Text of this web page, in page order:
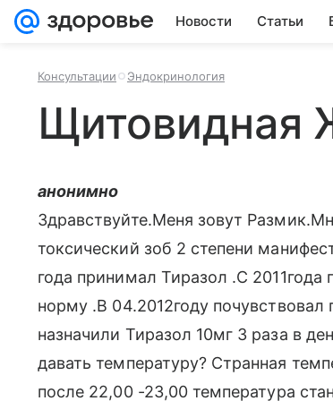
Новости Статьи
Консультации Эндокринология
Щитовидная
анонимно
Здравствуйте.Меня зовут
токсический зоб 2 степени
года принимал Тиразол .С 2011года
норму .В 04.2012году
назначили Тиразол 10мг 3 раза в
давать температуру? Странная
после 22,00 -23,00 температура